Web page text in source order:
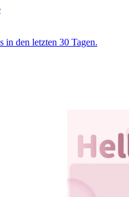
in den letzten 30 Tagen.